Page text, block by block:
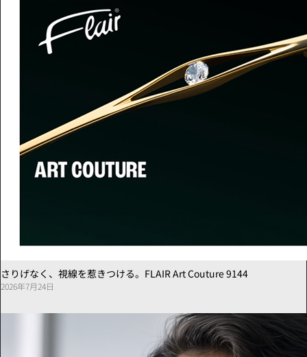
さりげなく、視線を惹きつける。FLAIR Art Couture 9144
2026年7月24日